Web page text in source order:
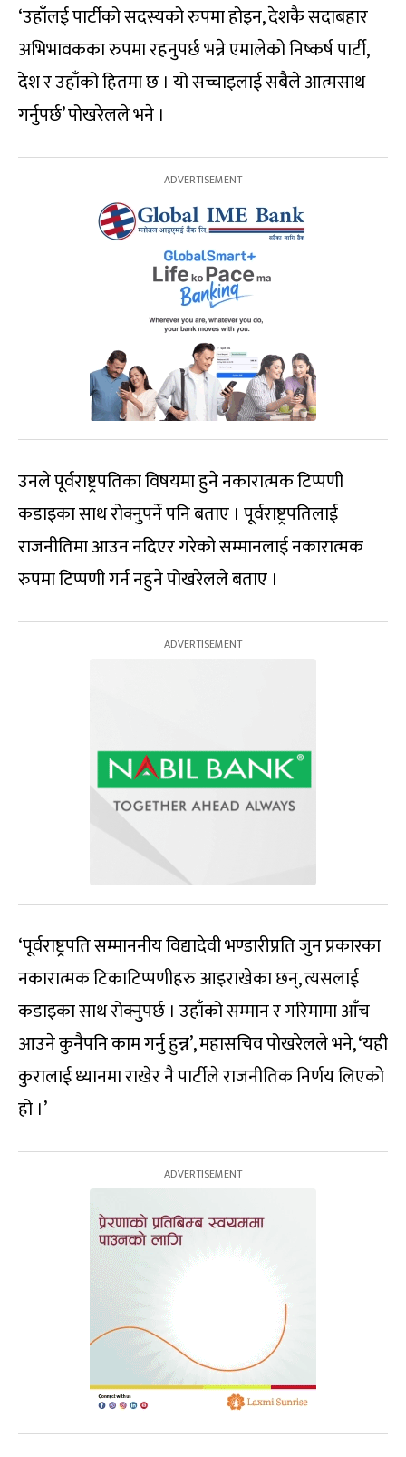
‘उहाँलई पार्टीको सदस्यको रुपमा होइन, देशकै सदाबहार
अभिभावकका रुपमा रहनुपर्छ भन्ने एमालेको निष्कर्ष पार्टी,
देश र उहाँको हितमा छ । यो सच्चाइलाई सबैले आत्मसाथ
गर्नुपर्छ’ पोखरेलले भने ।
उनले पूर्वराष्ट्रपतिका विषयमा हुने नकारात्मक टिप्पणी
कडाइका साथ रोक्नुपर्ने पनि बताए । पूर्वराष्ट्रपतिलाई
राजनीतिमा आउन नदिएर गरेको सम्मानलाई नकारात्मक
रुपमा टिप्पणी गर्न नहुने पोखरेलले बताए ।
‘पूर्वराष्ट्रपति सम्माननीय विद्यादेवी भण्डारीप्रति जुन प्रकारका
नकारात्मक टिकाटिप्पणीहरु आइराखेका छन्, त्यसलाई
कडाइका साथ रोक्नुपर्छ । उहाँको सम्मान र गरिमामा आँच
आउने कुनैपनि काम गर्नु हुन्न’, महासचिव पोखरेलले भने, ‘यही
कुरालाई ध्यानमा राखेर नै पार्टीले राजनीतिक निर्णय लिएको
हो ।’